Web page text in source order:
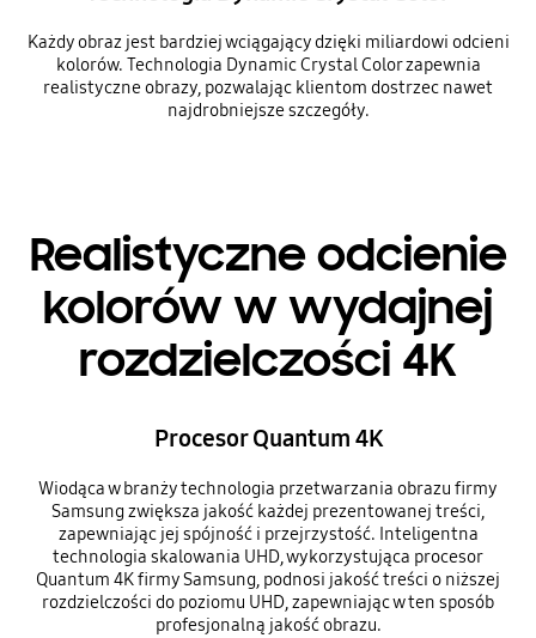
Każdy obraz jest bardziej wciągający dzięki miliardowi odcieni
kolorów. Technologia Dynamic Crystal Color zapewnia
realistyczne obrazy, pozwalając klientom dostrzec nawet
najdrobniejsze szczegóły.
Realistyczne odcienie
kolorów w wydajnej
rozdzielczości 4K
Procesor Quantum 4K
Wiodąca w branży technologia przetwarzania obrazu firmy
Samsung zwiększa jakość każdej prezentowanej treści,
zapewniając jej spójność i przejrzystość. Inteligentna
technologia skalowania UHD, wykorzystująca procesor
Quantum 4K firmy Samsung, podnosi jakość treści o niższej
rozdzielczości do poziomu UHD, zapewniając w ten sposób
profesjonalną jakość obrazu.